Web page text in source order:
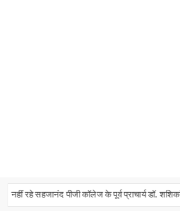
रहे सहजानंद पीजी कॉलेज के पूर्व प्राचार्य डॉ. शशिकांत राय